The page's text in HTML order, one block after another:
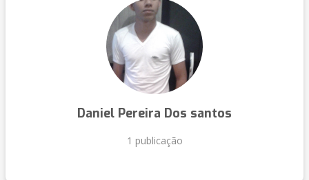
Daniel Pereira Dos santos
1 publicação